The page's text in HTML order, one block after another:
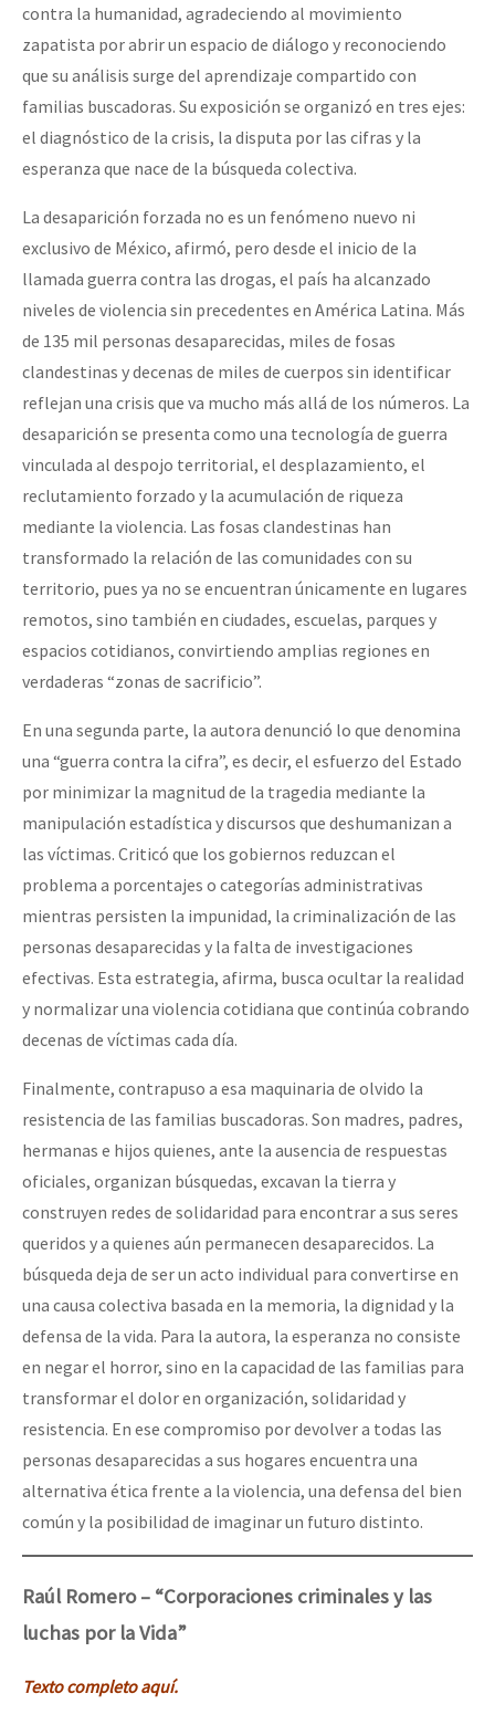
contra la humanidad, agradeciendo al movimiento
zapatista por abrir un espacio de diálogo y reconociendo
que su análisis surge del aprendizaje compartido con
familias buscadoras. Su exposición se organizó en tres ejes:
el diagnóstico de la crisis, la disputa por las cifras y la
esperanza que nace de la búsqueda colectiva.
La desaparición forzada no es un fenómeno nuevo ni
exclusivo de México, afirmó, pero desde el inicio de la
llamada guerra contra las drogas, el país ha alcanzado
niveles de violencia sin precedentes en América Latina. Más
de 135 mil personas desaparecidas, miles de fosas
clandestinas y decenas de miles de cuerpos sin identificar
reflejan una crisis que va mucho más allá de los números. La
desaparición se presenta como una tecnología de guerra
vinculada al despojo territorial, el desplazamiento, el
reclutamiento forzado y la acumulación de riqueza
mediante la violencia. Las fosas clandestinas han
transformado la relación de las comunidades con su
territorio, pues ya no se encuentran únicamente en lugares
remotos, sino también en ciudades, escuelas, parques y
espacios cotidianos, convirtiendo amplias regiones en
verdaderas “zonas de sacrificio”.
En una segunda parte, la autora denunció lo que denomina
una “guerra contra la cifra”, es decir, el esfuerzo del Estado
por minimizar la magnitud de la tragedia mediante la
manipulación estadística y discursos que deshumanizan a
las víctimas. Criticó que los gobiernos reduzcan el
problema a porcentajes o categorías administrativas
mientras persisten la impunidad, la criminalización de las
personas desaparecidas y la falta de investigaciones
efectivas. Esta estrategia, afirma, busca ocultar la realidad
y normalizar una violencia cotidiana que continúa cobrando
decenas de víctimas cada día.
Finalmente, contrapuso a esa maquinaria de olvido la
resistencia de las familias buscadoras. Son madres, padres,
hermanas e hijos quienes, ante la ausencia de respuestas
oficiales, organizan búsquedas, excavan la tierra y
construyen redes de solidaridad para encontrar a sus seres
queridos y a quienes aún permanecen desaparecidos. La
búsqueda deja de ser un acto individual para convertirse en
una causa colectiva basada en la memoria, la dignidad y la
defensa de la vida. Para la autora, la esperanza no consiste
en negar el horror, sino en la capacidad de las familias para
transformar el dolor en organización, solidaridad y
resistencia. En ese compromiso por devolver a todas las
personas desaparecidas a sus hogares encuentra una
alternativa ética frente a la violencia, una defensa del bien
común y la posibilidad de imaginar un futuro distinto.
Raúl Romero – “Corporaciones criminales y las
luchas por la Vida”
Texto completo aquí.